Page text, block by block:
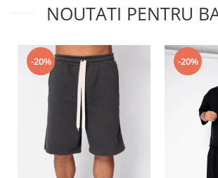
NOUTATI PENTRU
-20% -20%